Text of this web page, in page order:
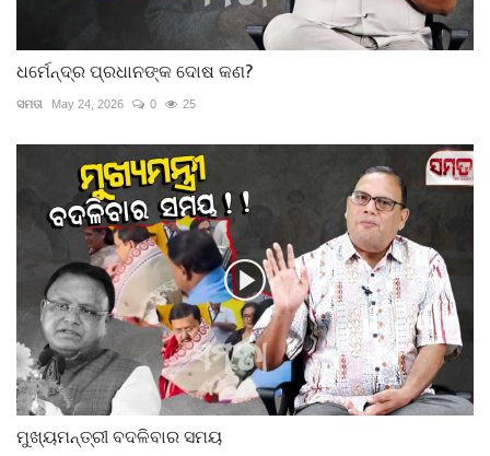
ଧର୍ମେନ୍ଦ୍ର ପ୍ରଧାନଙ୍କ ଦୋଷ କଣ?
ସମତା May 24, 2026 0 25
ମୁଖ୍ୟମନ୍ତ୍ରୀ ବଦଳିବାର ସମୟ